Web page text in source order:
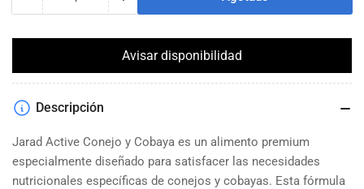
Reducir
para
Active
Conejo
y
800gr
Aumentar
para
Jarad
Active
Conejo
800gr
Avisar disponibilidad
Descripción
Jarad Active Conejo y Cobaya es un alimento premium
especialmente diseñado para satisfacer las necesidades
nutricionales específicas de conejos y cobayas. Esta fórmula